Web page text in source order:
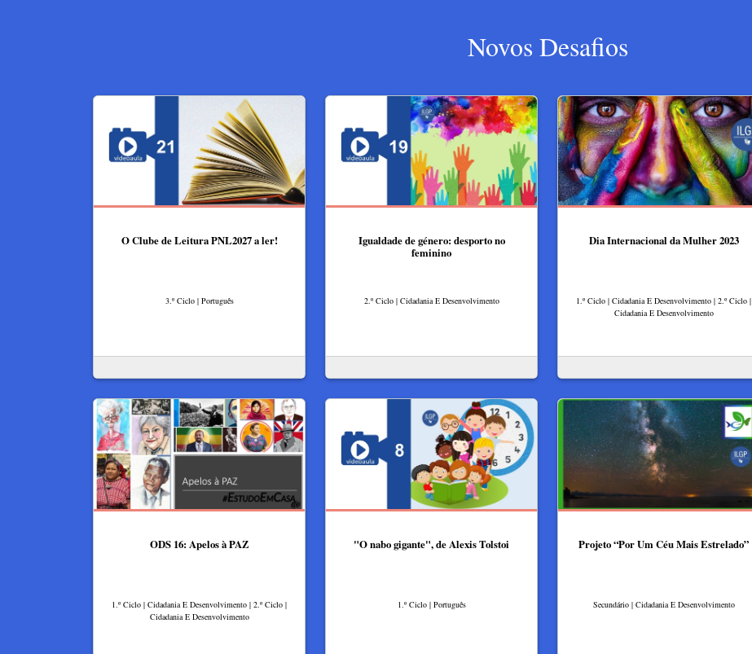
Novos Desafios
O Clube de Leitura PNL2027 a ler!
3.º Ciclo | Português
Igualdade de género: desporto no
feminino
2.º Ciclo | Cidadania E Desenvolvimento
Dia Internacional da Mulher 2023
1.º Ciclo | Cidadania E Desenvolvimento | 2.º Ciclo |
Cidadania E Desenvolvimento
ODS 16: Apelos à PAZ
1.º Ciclo | Cidadania E Desenvolvimento | 2.º Ciclo |
Cidadania E Desenvolvimento
"O nabo gigante", de Alexis Tolstoi
1.º Ciclo | Português
Projeto “Por Um Céu Mais Estrelado”
Secundário | Cidadania E Desenvolvimento